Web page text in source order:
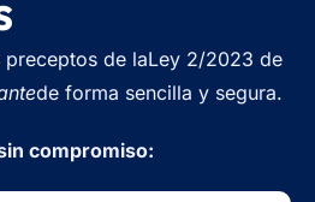
preceptos de laLey 2/2023 de
de forma sencilla y segura.
compromiso: